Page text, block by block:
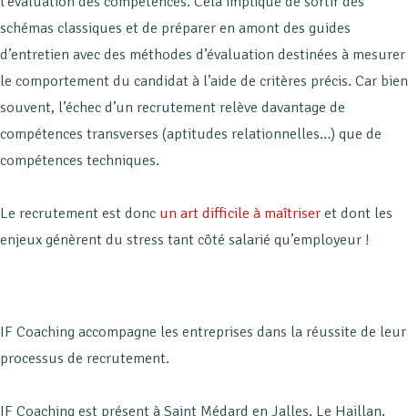
schémas classiques et de préparer en amont des guides
d’entretien avec des méthodes d’évaluation destinées à mesurer
le comportement du candidat à l’aide de critères précis. Car bien
souvent, l’échec d’un recrutement relève davantage de
compétences transverses (aptitudes relationnelles…) que de
compétences techniques.
Le recrutement est donc un art difficile à maîtriseret dont les
enjeux génèrent du stress tant côté salarié qu’employeur !
IF Coaching accompagne les entreprises dans la réussite de leur
processus de recrutement.
IF Coaching est présent à Saint Médard en Jalles, Le Haillan,